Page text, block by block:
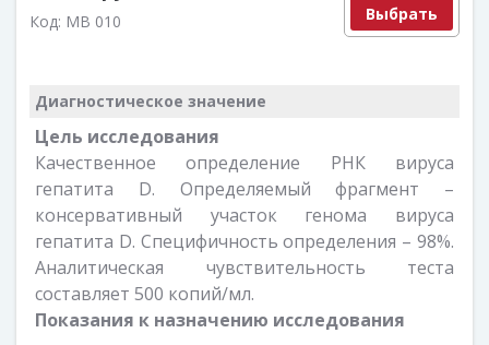
Выбрать
Код: MB 010
Диагностическое значение
Цель исследования
Качественное определение РНК вируса
гепатита D. Определяемый фрагмент –
консервативный участок генома вируса
гепатита D. Специфичность определения – 98%.
Аналитическая чувствительность теста
составляет 500 копий/мл.
Показания к назначению исследования